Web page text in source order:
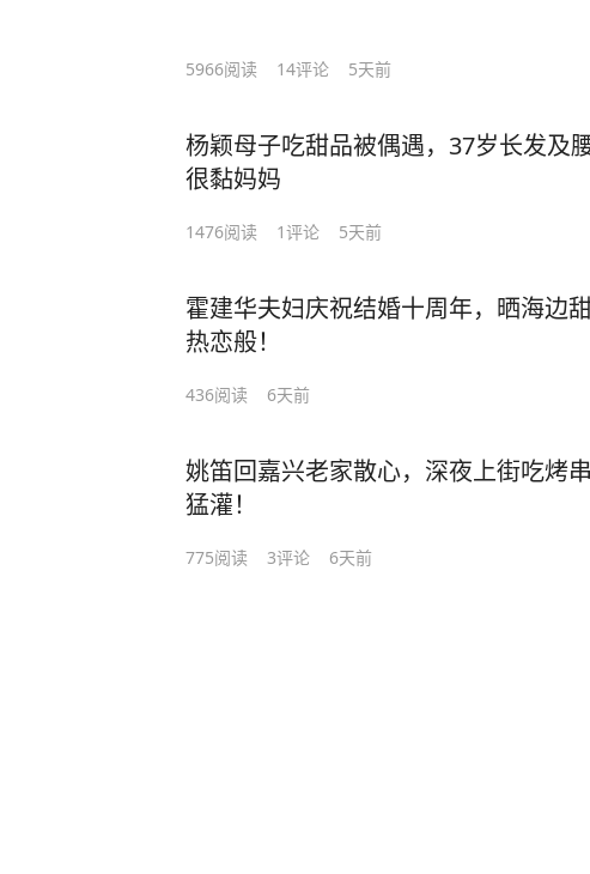
5966阅读 14评论 5天前
杨颖母子吃甜品被偶遇，37岁长发及
很黏妈妈
1476阅读 1评论 5天前
霍建华夫妇庆祝结婚十周年，晒海边
热恋般！
436阅读 6天前
姚笛回嘉兴老家散心，深夜上街吃烤
猛灌！
775阅读 3评论 6天前